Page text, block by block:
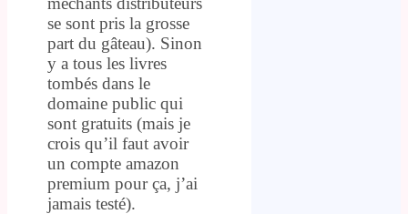
se sont pris la grosse
part du gâteau). Sinon
y a tous les livres
tombés dans le
domaine public qui
sont gratuits (mais je
crois qu’il faut avoir
un compte amazon
premium pour ça, j’ai
jamais testé).